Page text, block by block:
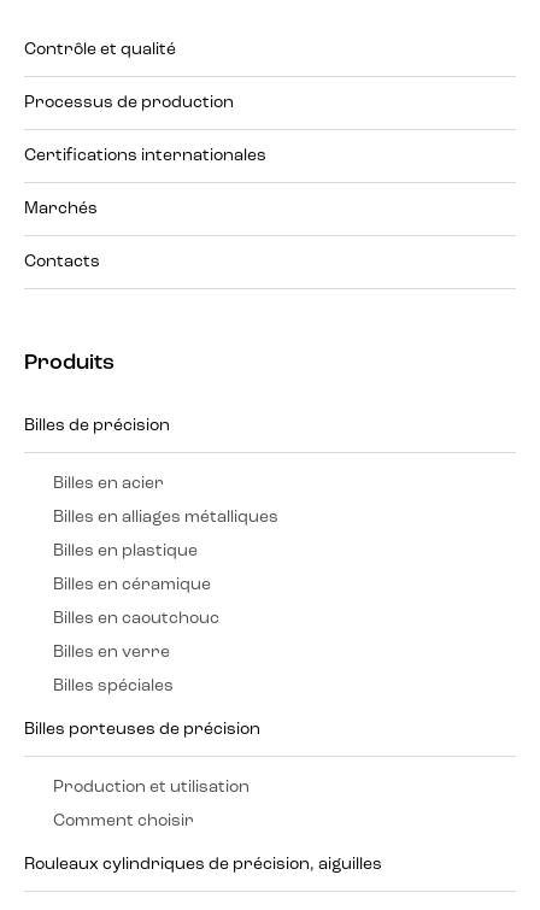
Contrôle et qualité
Processus de production
Certifications internationales
Marchés
Contacts
Produits
Billes de précision
Billes en acier
Billes en alliages métalliques
Billes en plastique
Billes en céramique
Billes en caoutchouc
Billes en verre
Billes spéciales
Billes porteuses de précision
Production et utilisation
Comment choisir
Rouleaux cylindriques de précision, aiguilles